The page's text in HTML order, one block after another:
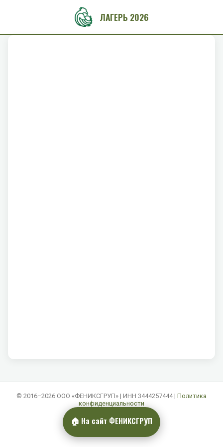
ЛАГЕРЬ 2026
🏠 На сайт ФЕНИКСГРУП
© 2016–2026 ООО «ФЕНИКСГРУП» | ИНН 3444257444 | Политика
конфиденциальности